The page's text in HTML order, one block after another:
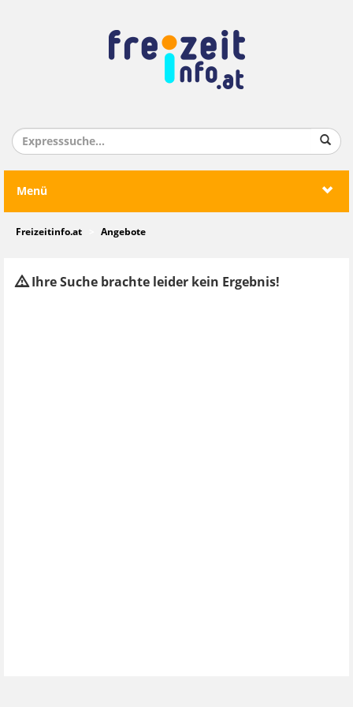
Menü
Freizeitinfo.at Angebote
Ihre Suche brachte leider kein Ergebnis!